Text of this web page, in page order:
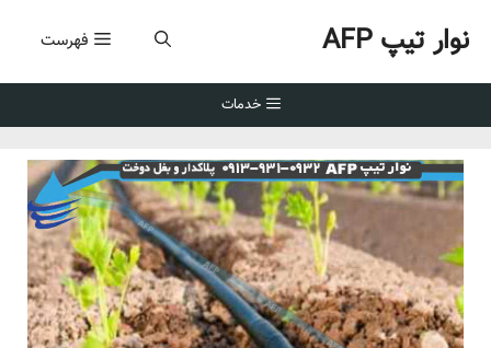
نوار تیپ AFP فهرست
خدمات